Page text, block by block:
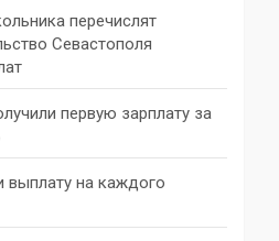
перечислят
Севастополя
первую зарплату за
на каждого